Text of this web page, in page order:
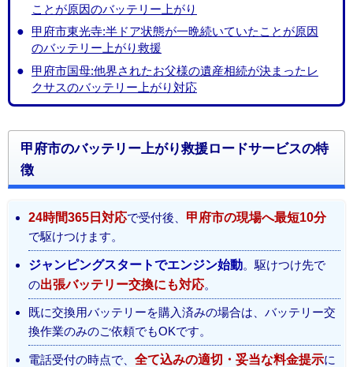
ことが原因のバッテリー上がり
甲府市東光寺:半ドア状態が一晩続いていたことが原因
のバッテリー上がり救援
甲府市国母:他界されたお父様の遺産相続が決まったレ
クサスのバッテリー上がり対応
甲府市のバッテリー上がり救援ロードサービスの特
徴
24時間365日対応で受付後、 甲府市の現場へ最短10分
で駆けつけます。
ジャンピングスタートでエンジン始動。駆けつけ先で
の出張バッテリー交換にも対応。
既に交換用バッテリーを購入済みの場合は、バッテリー交
換作業のみのご依頼でもOKです。
電話受付の時点で、 全て込みの適切・妥当な料金提示に